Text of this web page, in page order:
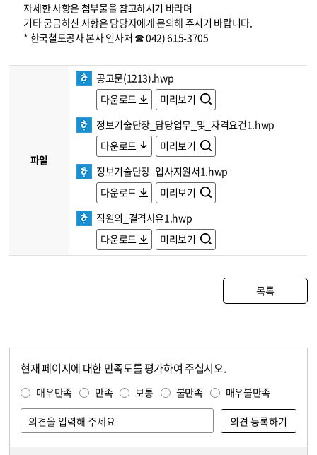
자세한 사항은 첨부물을 참고하시기 바라며
기타 궁금하신 사항은 담당자에게 문의해 주시기 바랍니다.
* 한국철도공사 본사 인사처 ☎ 042) 615-3705
파일
공고문(1213).hwp
다운로드
미리보기
정보기술단장_담당업무_및_자격요건1.hwp
다운로드
미리보기
정보기술단장_입사지원서1.hwp
다운로드
미리보기
직원의_결격사유1.hwp
다운로드
미리보기
목록
현재 페이지에 대한 만족도를 평가하여 주십시오.
매우만족 만족 보통 불만족 매우불만족